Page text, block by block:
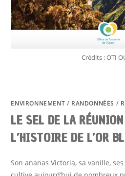
Crédits : OTI
ENVIRONNEMENT / RANDONNÉES /
LE SEL DE LA
L’HISTOIRE DE L’OR
Son ananas Victoria, sa vanille,